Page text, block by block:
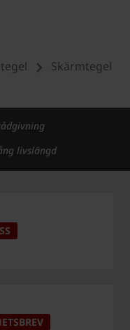
Skärmtegel
livslängd